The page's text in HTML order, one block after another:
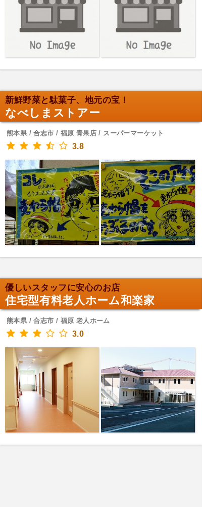
新鮮野菜と駄菓子、地元の宝！
なべしまストアー
熊本県 / 合志市 / 福原 青果店 / スーパーマーケット
3.8
優しいスタッフに安心のお店
住宅型有料老人ホーム和楽家
熊本県 / 合志市 / 福原 老人ホーム
3.0